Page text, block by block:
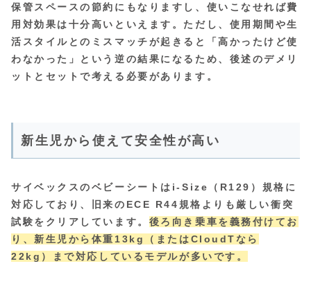
保管スペースの節約にもなりますし、使いこなせれば費
用対効果は十分高いといえます。ただし、使用期間や生
活スタイルとのミスマッチが起きると「高かったけど使
わなかった」という逆の結果になるため、後述のデメリ
ットとセットで考える必要があります。
新生児から使えて安全性が高い
サイベックスのベビーシートはi-Size（R129）規格に
対応しており、旧来のECE R44規格よりも厳しい衝突
試験をクリアしています。 後ろ向き乗車を義務付けてお
り、新生児から体重13kg（またはCloudTなら
22kg）まで対応しているモデルが多いです。